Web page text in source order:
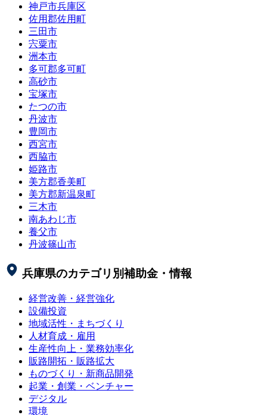
神戸市兵庫区
佐用郡佐用町
三田市
宍粟市
洲本市
多可郡多可町
高砂市
宝塚市
たつの市
丹波市
豊岡市
西宮市
西脇市
姫路市
美方郡香美町
美方郡新温泉町
三木市
南あわじ市
養父市
丹波篠山市
兵庫県のカテゴリ別補助金・情報
経営改善・経営強化
設備投資
地域活性・まちづくり
人材育成・雇用
生産性向上・業務効率化
販路開拓・販路拡大
ものづくり・新商品開発
起業・創業・ベンチャー
デジタル
環境